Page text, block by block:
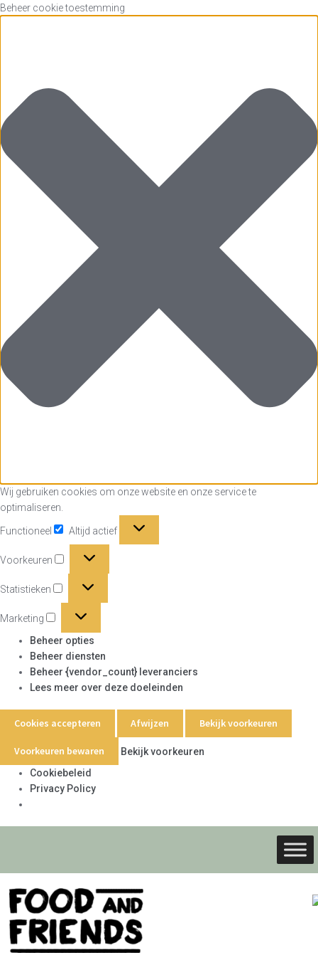
Beheer cookie toestemming
Wij gebruiken cookies om onze website en onze service te
optimaliseren.
Functioneel Altijd actief
Voorkeuren
Statistieken
Marketing
Marketing
Beheer opties
Beheer diensten
Beheer {vendor_count} leveranciers
Lees meer over deze doeleinden
Cookies accepteren Afwijzen Bekijk voorkeuren
Voorkeuren bewaren
Bekijk voorkeuren
Cookiebeleid
Privacy Policy
Ga
door
naar
Ga
naar
de